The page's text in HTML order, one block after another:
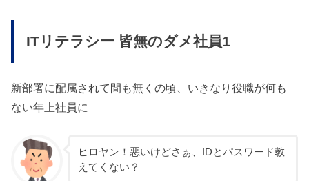
ITリテラシー 皆無のダメ社員1
新部署に配属されて間も無くの頃、いきなり役職が何も
ない年上社員に
ヒロヤン！悪いけどさぁ、IDとパスワード教
えてくない？